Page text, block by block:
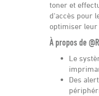
toner et
d'accès pour
optimiser leur
À propos de
Le
Des